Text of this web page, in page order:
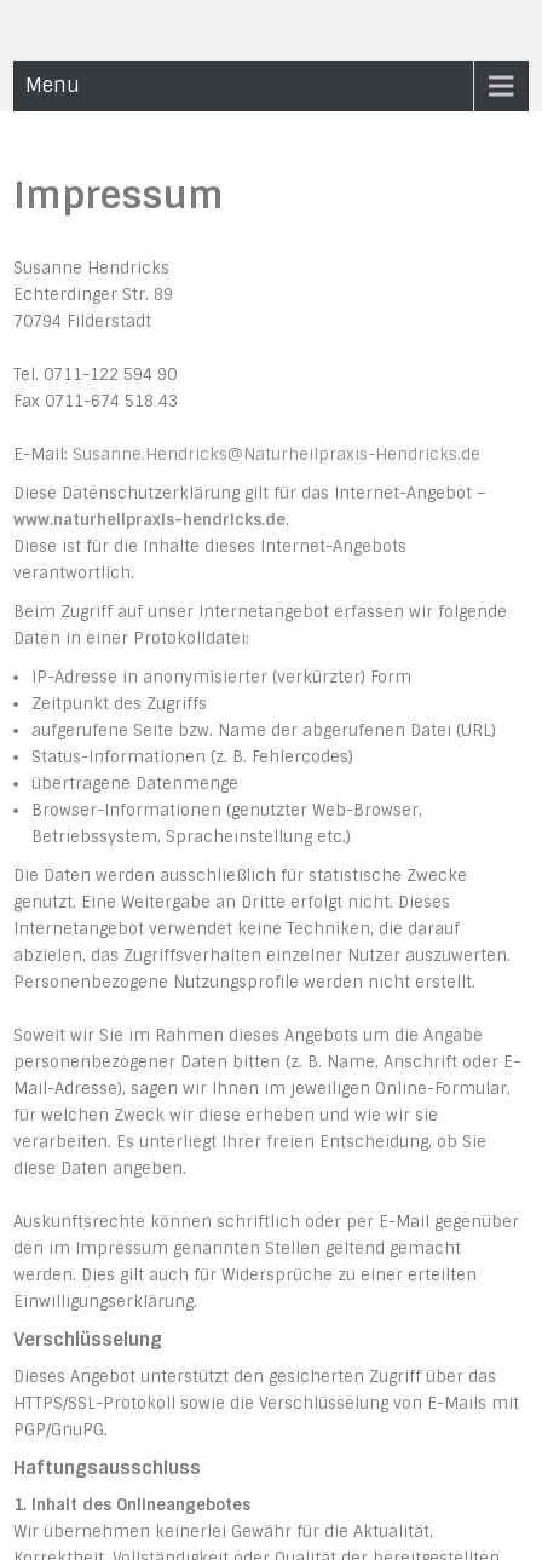
content
Naturheilpraxis Hendricks
Menu
Impressum
Susanne Hendricks
Echterdinger Str. 89
70794 Filderstadt
Tel. 0711-122 594 90
Fax 0711-674 518 43
E-Mail: Susanne.Hendricks@Naturheilpraxis-Hendricks.de
Diese Datenschutzerklärung gilt für das Internet-Angebot –
www.naturheilpraxis-hendricks.de.
Diese ist für die Inhalte dieses Internet-Angebots
verantwortlich.
Beim Zugriff auf unser Internetangebot erfassen wir folgende
Daten in einer Protokolldatei:
IP-Adresse in anonymisierter (verkürzter) Form
Zeitpunkt des Zugriffs
aufgerufene Seite bzw. Name der abgerufenen Datei (URL)
Status-Informationen (z. B. Fehlercodes)
übertragene Datenmenge
Browser-Informationen (genutzter Web-Browser,
Betriebssystem, Spracheinstellung etc.)
Die Daten werden ausschließlich für statistische Zwecke
genutzt. Eine Weitergabe an Dritte erfolgt nicht. Dieses
Internetangebot verwendet keine Techniken, die darauf
abzielen, das Zugriffsverhalten einzelner Nutzer auszuwerten.
Personenbezogene Nutzungsprofile werden nicht erstellt.
Soweit wir Sie im Rahmen dieses Angebots um die Angabe
personenbezogener Daten bitten (z. B. Name, Anschrift oder E-
Mail-Adresse), sagen wir Ihnen im jeweiligen Online-Formular,
für welchen Zweck wir diese erheben und wie wir sie
verarbeiten. Es unterliegt Ihrer freien Entscheidung, ob Sie
diese Daten angeben.
Auskunftsrechte können schriftlich oder per E-Mail gegenüber
den im Impressum genannten Stellen geltend gemacht
werden. Dies gilt auch für Widersprüche zu einer erteilten
Einwilligungserklärung.
Verschlüsselung
Dieses Angebot unterstützt den gesicherten Zugriff über das
HTTPS/SSL-Protokoll sowie die Verschlüsselung von E-Mails mit
PGP/GnuPG.
Haftungsausschluss
1. Inhalt des Onlineangebotes
Wir übernehmen keinerlei Gewähr für die Aktualität,